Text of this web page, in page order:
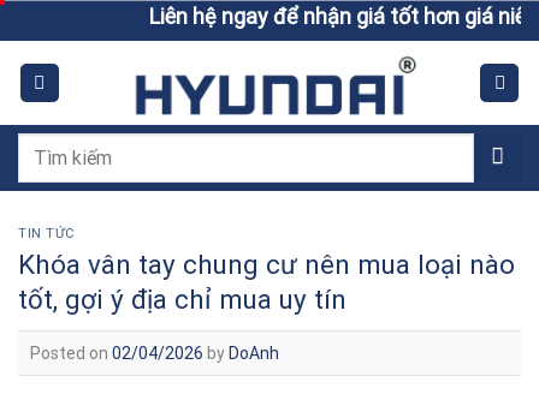
to
content
Liên hệ ngay để nhận giá tốt hơn giá niêm yết
Tìm
TIN TỨC
Khóa vân tay chung cư nên mua loại nào
tốt, gợi ý địa chỉ mua uy tín
Posted on 02/04/2026 by DoAnh